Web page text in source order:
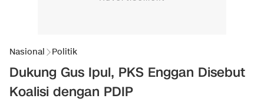
Nasional Politik
Dukung Gus Ipul, PKS Enggan Disebut
Koalisi dengan PDIP